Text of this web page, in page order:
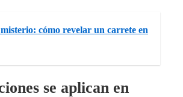
cómo revelar un carrete en
se aplican en